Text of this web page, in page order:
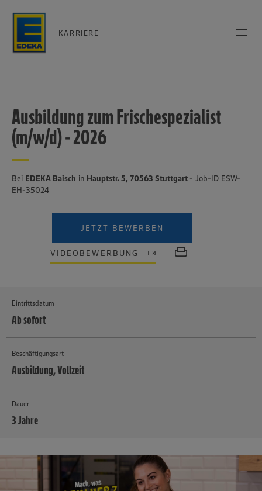
KARRIERE
Ausbildung zum Frischespezialist
(m/w/d) - 2026
Bei EDEKA Baisch in Hauptstr. 5, 70563 Stuttgart - Job-ID ESW-
EH-35024
JETZT BEWERBEN
VIDEOBEWERBUNG
Eintrittsdatum
Ab sofort
Beschäftigungsart
Ausbildung, Vollzeit
Dauer
3 Jahre